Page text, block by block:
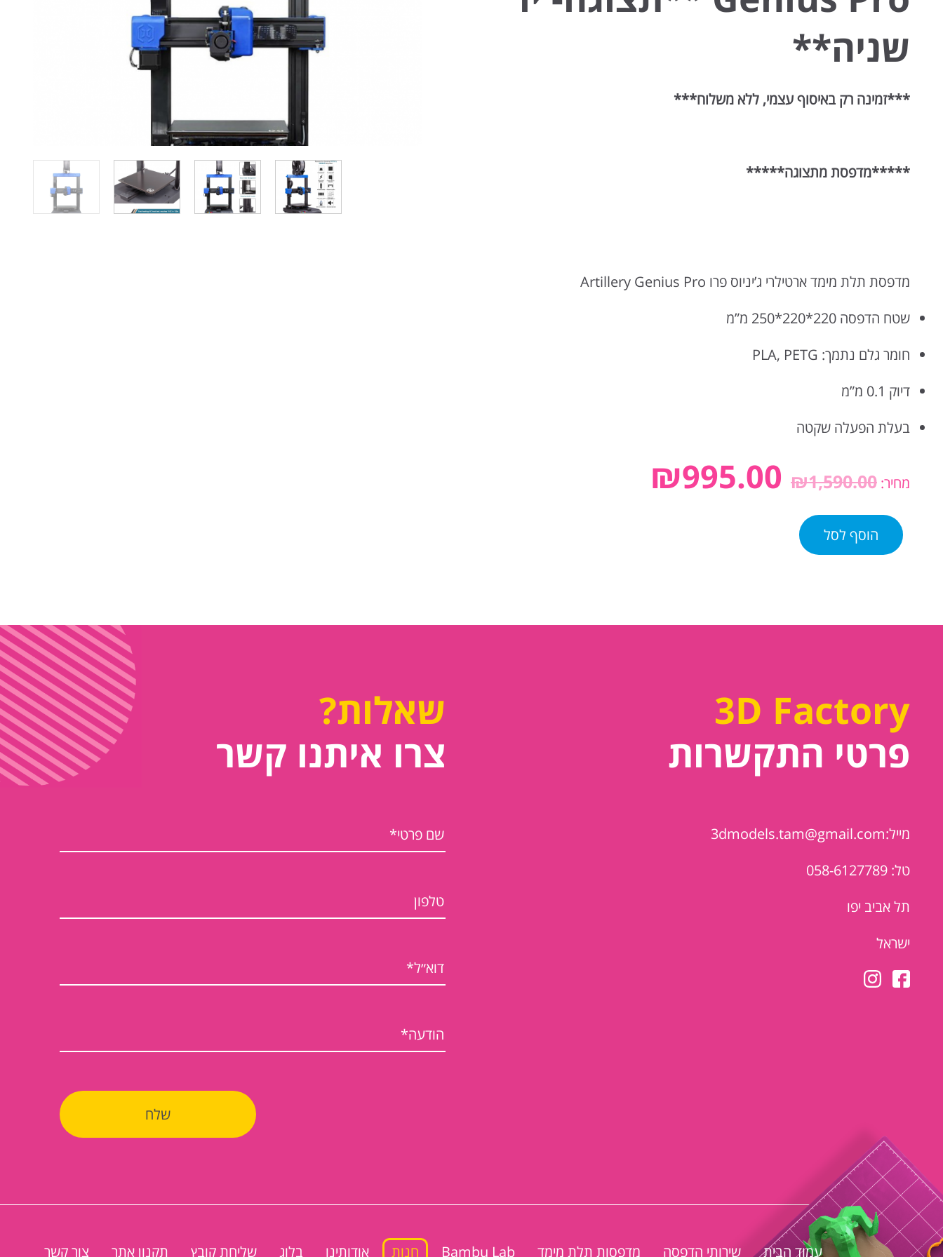
שניה**
***זמינה רק באיסוף עצמי, ללא משלוח***
*****מדפסת מתצוגה*****
מדפסת תלת מימד ארטילרי ג’יניוס פרו Artillery Genius Pro
שטח הדפסה 220*220*250 מ”מ
חומר גלם נתמך: PLA, PETG
דיוק 0.1 מ”מ
בעלת הפעלה שקטה
מחיר: ₪1,590.00
₪995.00
הוסף לסל
3D Factory
פרטי התקשרות
מייל:3dmodels.tam@gmail.com
טל: 058-6127789
תל אביב יפו
ישראל
שאלות?
צרו איתנו קשר
עמוד הבית שירותי הדפסה מדפסות תלת מימד Bambu Lab חנות אודותינו בלוג שליחת קובץ תקנון אתר צור קשר